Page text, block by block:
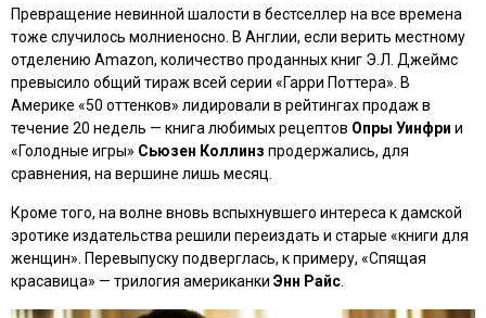
Превращение невинной шалости в бестселлер на все времена
тоже случилось молниеносно. В Англии, если верить местному
отделению Amazon, количество проданных книг Э.Л. Джеймс
превысило общий тираж всей серии «Гарри Поттера» . В
Америке «50 оттенков» лидировали в рейтингах продаж в
течение 20 недель — книга любимых рецептов Опры Уинфри и
«Голодные игры» Сьюзен Коллинз продержались, для
сравнения, на вершине лишь месяц.
Кроме того, на волне вновь вспыхнувшего интереса к дамской
эротике издательства решили переиздать и старые «книги для
женщин». Перевыпуску подверглась, к примеру, «Спящая
красавица» — трилогия американки Энн Райс